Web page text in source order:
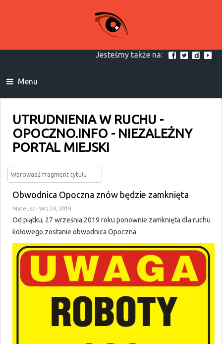
Jesteśmy także na:
Menu
UTRUDNIENIA W RUCHU -
OPOCZNO.INFO - NIEZALEŻNY
PORTAL MIEJSKI
Obwodnica Opoczna znów będzie zamknięta
Mateusz - Wrz 24, 2019
Od piątku, 27 września 2019 roku ponownie zamknięta dla ruchu
kołowego zostanie obwodnica Opoczna.